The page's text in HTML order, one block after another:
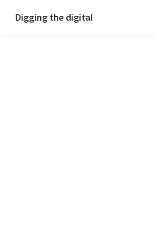
Digging the digital